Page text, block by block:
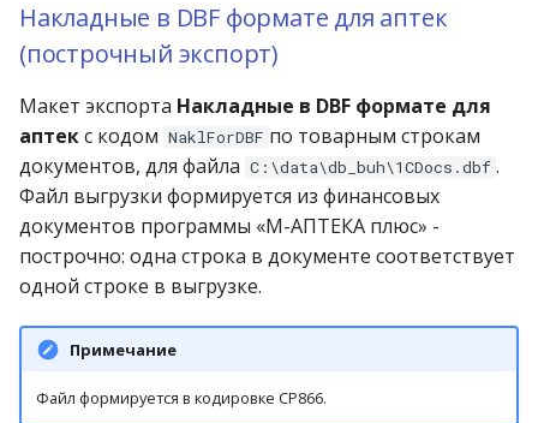
Накладные в DBF формате для аптек
(построчный экспорт)
Макет экспорта Накладные в DBF формате для
аптекс кодом NaklForDBF по товарным строкам
документов, для файла C:\data\db_buh\1CDocs.dbf .
Файл выгрузки формируется из финансовых
документов программы «М-АПТЕКА плюс» -
построчно: одна строка в документе соответствует
одной строке в выгрузке.
Примечание
Файл формируется в кодировке CP866.